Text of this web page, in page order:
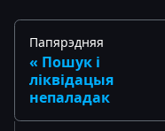
Папярэдняя
Пошук і
ліквідацыя
непаладак